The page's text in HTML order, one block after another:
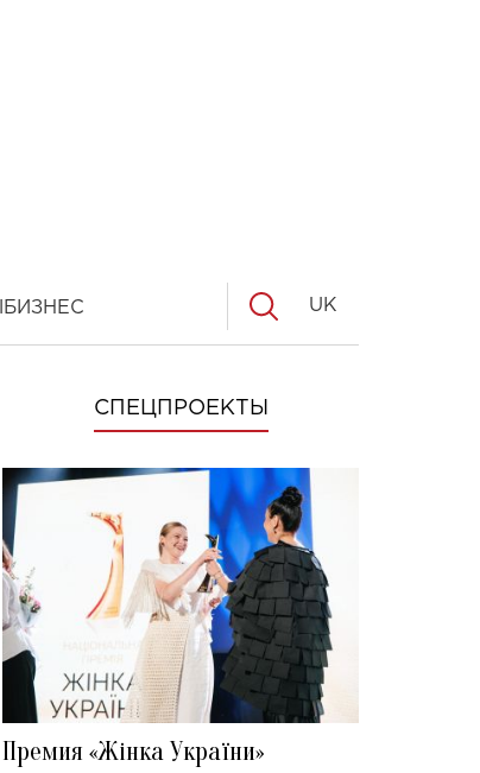
БИЗНЕС UK
СПЕЦПРОЕКТЫ
Премия «Жінка України»